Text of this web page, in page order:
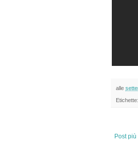
alle
Etichette:
Post